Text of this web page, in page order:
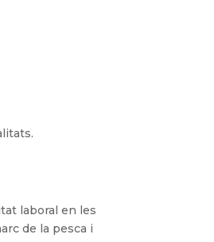
laboral en les
de la pesca i